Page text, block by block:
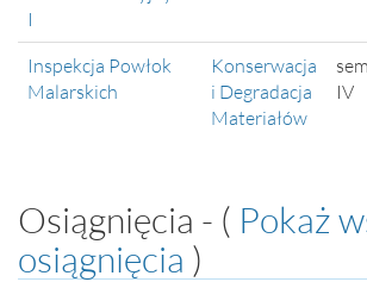
I
Inspekcja Powłok
Malarskich
Konserwacja
i Degradacja
Materiałów
IV
Osiągnięcia - ( Pokaż
osiągnięcia )